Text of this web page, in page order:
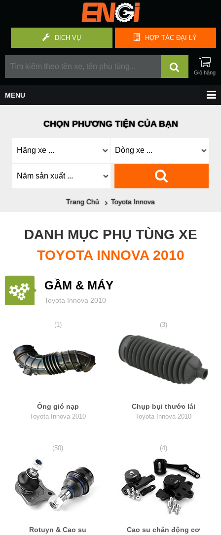
HỢP TÁC ĐẠI LÝ
DỊCH VỤ
CHỌN PHƯƠNG TIỆN CỦA BẠN
Trang Chủ Toyota Innova
DANH MỤC PHỤ TÙNG XE
TOYOTA INNOVA 2010
GẦM & MÁY
Toyota Innova 2010
(1)
Ống gió nạp
Toyota Innova 2010
(3)
Chụp bụi thước lái
Toyota Innova 2010
(50)
Rotuyn & Cao su
(4)
Cao su chân động cơ